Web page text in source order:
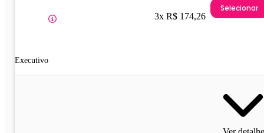
Executivo
3x R$ 174,26
Selecionar